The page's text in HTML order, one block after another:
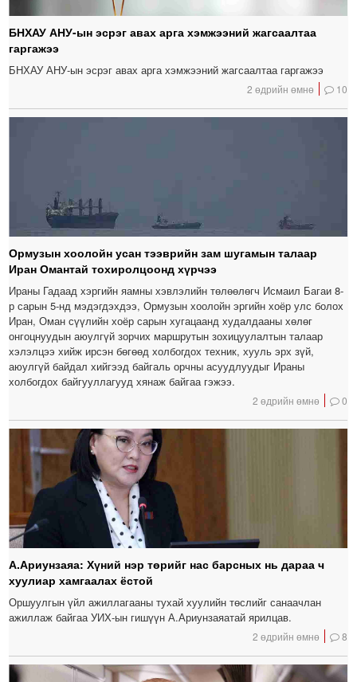
БНХАУ АНУ-ын эсрэг авах арга хэмжээний жагсаалтаа
гаргажээ
БНХАУ АНУ-ын эсрэг авах арга хэмжээний жагсаалтаа гаргажээ
2 өдрийн өмнө 10
Ормузын хоолойн усан тээврийн зам шугамын талаар
Иран Омантай тохиролцоонд хүрчээ
Ираны Гадаад хэргийн яамны хэвлэлийн төлөөлөгч Исмаил Багаи 8-
р сарын 5-нд мэдэгдэхдээ, Ормузын хоолойн эргийн хоёр улс болох
Иран, Оман сүүлийн хоёр сарын хугацаанд худалдааны хөлөг
онгоцнуудын аюулгүй зорчих маршрутын зохицуулалтын талаар
хэлэлцээ хийж ирсэн бөгөөд холбогдох техник, хууль эрх зүй,
аюулгүй байдал хийгээд байгаль орчны асуудлуудыг Ираны
холбогдох байгууллагууд хянаж байгаа гэжээ.
2 өдрийн өмнө 0
А.Ариунзаяа: Хүний нэр төрийг нас барсных нь дараа ч
хуулиар хамгаалах ёстой
Оршуулгын үйл ажиллагааны тухай хуулийн төслийг санаачлан
ажиллаж байгаа УИХ-ын гишүүн А.Ариунзаяатай ярилцав.
2 өдрийн өмнө 8